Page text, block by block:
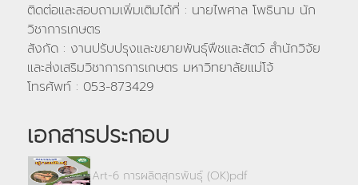
ติดต่อและสอบถามเพิ่มเติมได้ที่ : นายไพศาล โพธินาม นัก
วิชาการเกษตร
สังกัด : งานปรับปรุงและขยายพันธุ์พืชและสัตว์ สำนักวิจัย
และส่งเสริมวิชาการการเกษตร มหาวิทยาลัยแม่โจ้
โทรศัพท์ : 053-873429
เอกสารประกอบ
Art-6 การผลิตสุกรพันธุ์ (OK)pdf